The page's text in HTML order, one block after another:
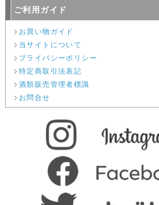
ご利用ガイド
お買い物ガイド
当サイトについて
プライバシーポリシー
特定商取引法表記
酒類販売管理者標識
お問合せ